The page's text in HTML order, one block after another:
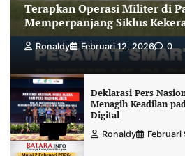
Terapkan Operasi Militer di
Memperpanjang Siklus
Ronaldy Februari 12, 2026 0
Deklarasi Pers
Menagih Keadilan
Digital
Ronaldy Februari